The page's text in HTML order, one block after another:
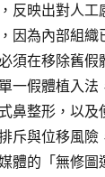
反映出對人
因為內部組
須在移除舊
一假體植入
鼻整形，以
斥與位移風
體的「無修